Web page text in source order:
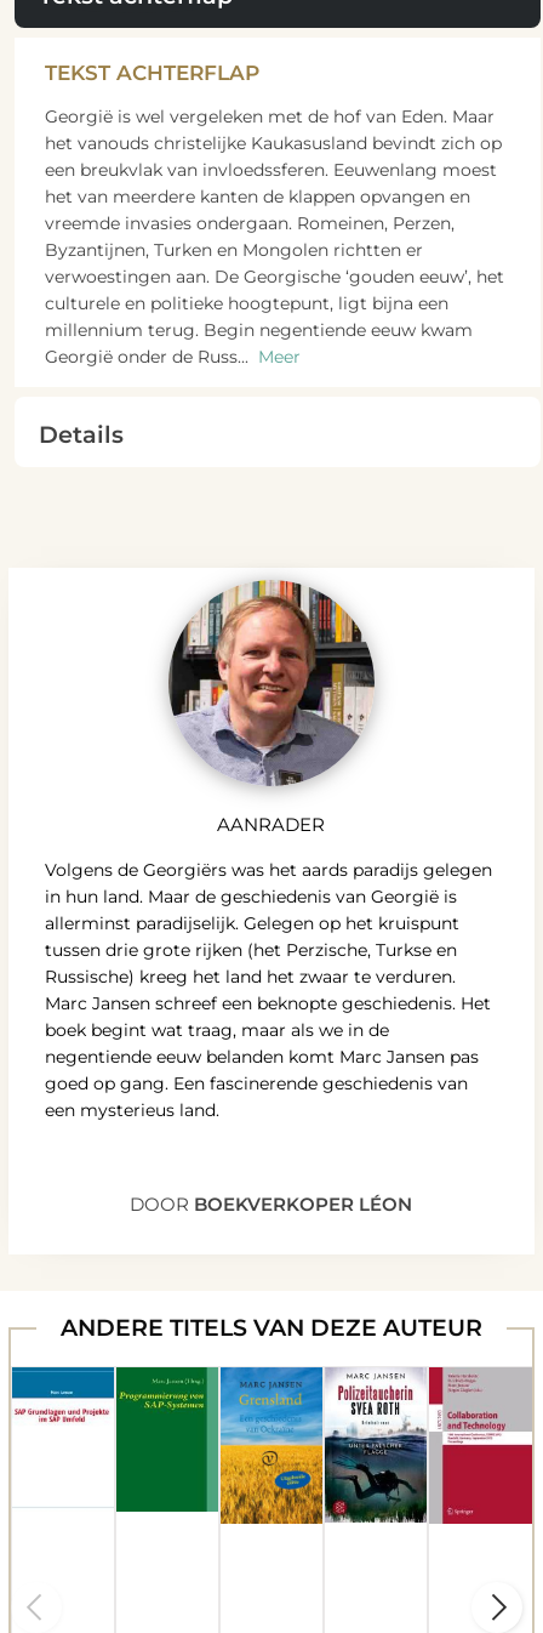
TEKST ACHTERFLAP
Georgië is wel vergeleken met de hof van Eden. Maar
het vanouds christelijke Kaukasusland bevindt zich op
een breukvlak van invloedssferen. Eeuwenlang moest
het van meerdere kanten de klappen opvangen en
vreemde invasies ondergaan. Romeinen, Perzen,
Byzantijnen, Turken en Mongolen richtten er
verwoestingen aan. De Georgische ‘gouden eeuw’, het
culturele en politieke hoogtepunt, ligt bijna een
millennium terug. Begin negentiende eeuw kwam
Georgië onder de Russ... Meer
Details
AANRADER
Volgens de Georgiërs was het aards paradijs gelegen
in hun land. Maar de geschiedenis van Georgië is
allerminst paradijselijk. Gelegen op het kruispunt
tussen drie grote rijken (het Perzische, Turkse en
Russische) kreeg het land het zwaar te verduren.
Marc Jansen schreef een beknopte geschiedenis. Het
boek begint wat traag, maar als we in de
negentiende eeuw belanden komt Marc Jansen pas
goed op gang. Een fascinerende geschiedenis van
een mysterieus land.
DOOR BOEKVERKOPER LÉON
ANDERE TITELS VAN DEZE AUTEUR